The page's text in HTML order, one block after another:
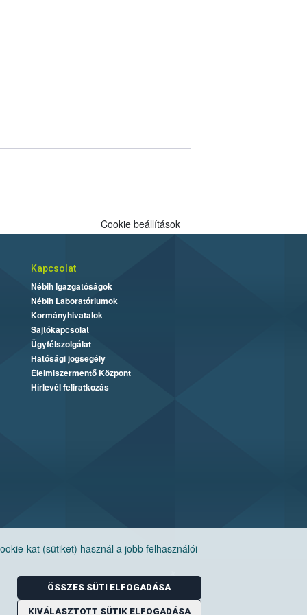
kat (sütiket) használ a jobb felhasználói
ÖSSZES SÜTI ELFOGADÁSA
KIVÁLASZTOTT SÜTIK ELFOGADÁSA
Cookie beállítások
Kapcsolat
Nébih Igazgatóságok
Nébih Laboratóriumok
Kormányhivatalok
Sajtókapcsolat
Ügyfélszolgálat
Hatósági jogsegély
Élelmiszermentő Központ
Hírlevél feliratkozás